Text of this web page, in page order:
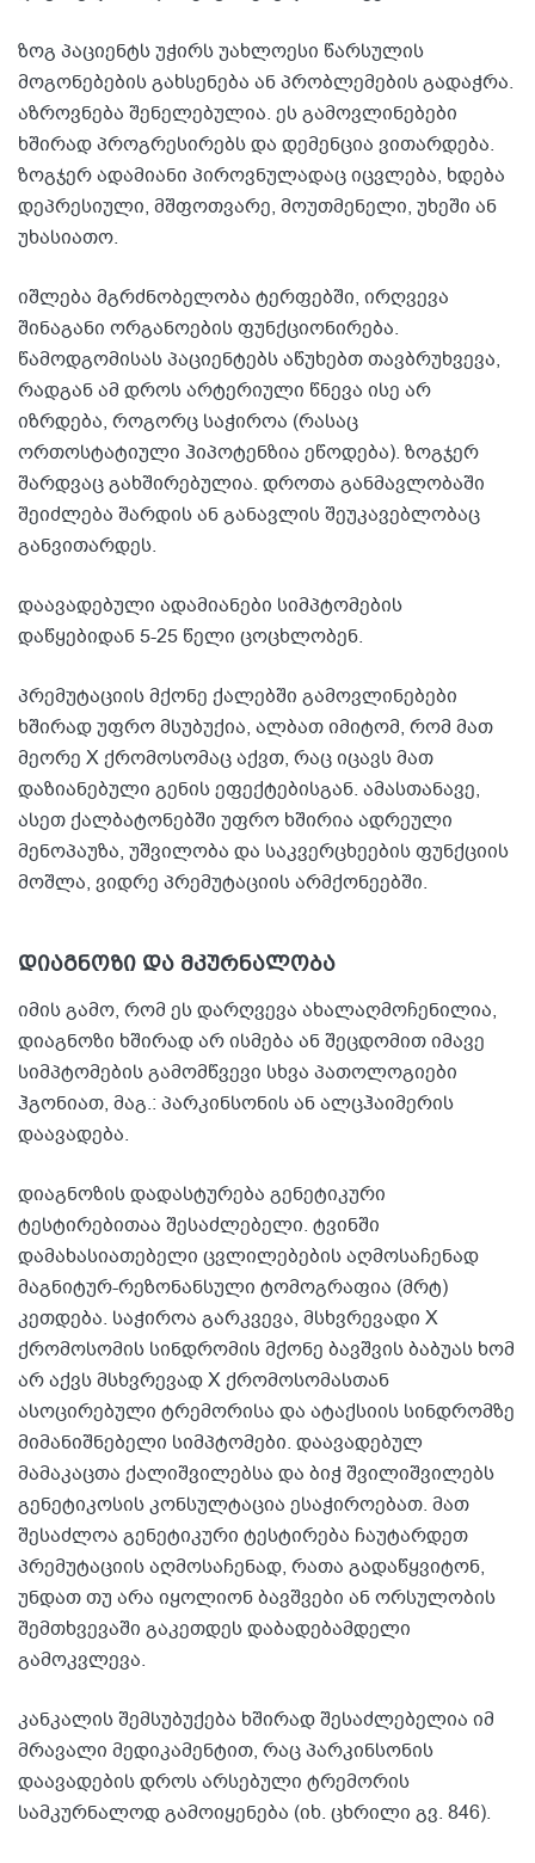
ზოგ პაციენტს უჭირს უახლოესი წარსულის
მოგონებების გახსენება ან პრობლემების გადაჭრა.
აზროვნება შენელებულია. ეს გამოვლინებები
ხშირად პროგრესირებს და დემენცია ვითარდება.
ზოგჯერ ადამიანი პიროვნულადაც იცვლება, ხდება
დეპრესიული, მშფოთვარე, მოუთმენელი, უხეში ან
უხასიათო.
იშლება მგრძნობელობა ტერფებში, ირღვევა
შინაგანი ორგანოების ფუნქციონირება.
წამოდგომისას პაციენტებს აწუხებთ თავბრუხვევა,
რადგან ამ დროს არტერიული წნევა ისე არ
იზრდება, როგორც საჭიროა (რასაც
ორთოსტატიული ჰიპოტენზია ეწოდება). ზოგჯერ
შარდვაც გახშირებულია. დროთა განმავლობაში
შეიძლება შარდის ან განავლის შეუკავებლობაც
განვითარდეს.
დაავადებული ადამიანები სიმპტომების
დაწყებიდან 5-25 წელი ცოცხლობენ.
პრემუტაციის მქონე ქალებში გამოვლინებები
ხშირად უფრო მსუბუქია, ალბათ იმიტომ, რომ მათ
მეორე X ქრომოსომაც აქვთ, რაც იცავს მათ
დაზიანებული გენის ეფექტებისგან. ამასთანავე,
ასეთ ქალბატონებში უფრო ხშირია ადრეული
მენოპაუზა, უშვილობა და საკვერცხეების ფუნქციის
მოშლა, ვიდრე პრემუტაციის არმქონეებში.
დიაგნოზი და მკურნალობა
იმის გამო, რომ ეს დარღვევა ახალაღმოჩენილია,
დიაგნოზი ხშირად არ ისმება ან შეცდომით იმავე
სიმპტომების გამომწვევი სხვა პათოლოგიები
ჰგონიათ, მაგ.: პარკინსონის ან ალცჰაიმერის
დაავადება.
დიაგნოზის დადასტურება გენეტიკური
ტესტირებითაა შესაძლებელი. ტვინში
დამახასიათებელი ცვლილებების აღმოსაჩენად
მაგნიტურ-რეზონანსული ტომოგრაფია (მრტ)
კეთდება. საჭიროა გარკვევა, მსხვრევადი X
ქრომოსომის სინდრომის მქონე ბავშვის ბაბუას ხომ
არ აქვს მსხვრევად X ქრომოსომასთან
ასოცირებული ტრემორისა და ატაქსიის სინდრომზე
მიმანიშნებელი სიმპტომები. დაავადებულ
მამაკაცთა ქალიშვილებსა და ბიჭ შვილიშვილებს
გენეტიკოსის კონსულტაცია ესაჭიროებათ. მათ
შესაძლოა გენეტიკური ტესტირება ჩაუტარდეთ
პრემუტაციის აღმოსაჩენად, რათა გადაწყვიტონ,
უნდათ თუ არა იყოლიონ ბავშვები ან ორსულობის
შემთხვევაში გაკეთდეს დაბადებამდელი
გამოკვლევა.
კანკალის შემსუბუქება ხშირად შესაძლებელია იმ
მრავალი მედიკამენტით, რაც პარკინსონის
დაავადების დროს არსებული ტრემორის
სამკურნალოდ გამოიყენება (იხ. ცხრილი გვ. 846).